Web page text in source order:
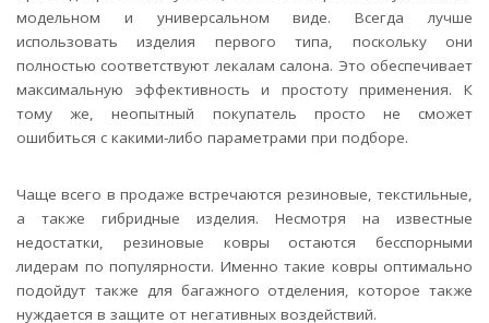
модельном и универсальном виде. Всегда лучше
использовать изделия первого типа, поскольку они
полностью соответствуют лекалам салона. Это обеспечивает
максимальную эффективность и простоту применения. К
тому же, неопытный покупатель просто не сможет
ошибиться с какими-либо параметрами при подборе.
Чаще всего в продаже встречаются резиновые, текстильные,
а также гибридные изделия. Несмотря на известные
недостатки, резиновые ковры остаются бесспорными
лидерам по популярности. Именно такие ковры оптимально
подойдут также для багажного отделения, которое также
нуждается в защите от негативных воздействий.